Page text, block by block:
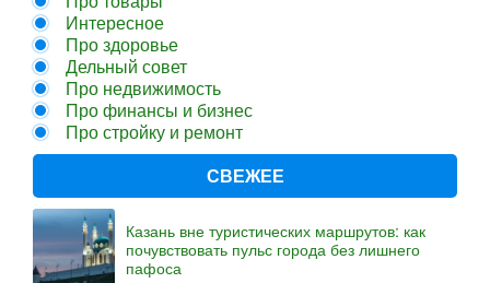
Интересное
Про здоровье
Дельный совет
Про недвижимость
Про финансы и бизнес
Про стройку и ремонт
СВЕЖЕЕ
Казань вне туристических маршрутов: как
почувствовать пульс города без лишнего
пафоса